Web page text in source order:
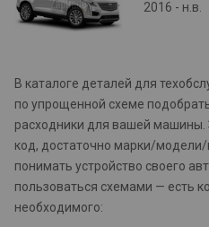
2016 - н.в.
В каталоге деталей для
по упрощенной схеме
расходники для вашей машины.
код, достаточно марки/
понимать устройство своего
пользоваться схемами — есть
необходимого: